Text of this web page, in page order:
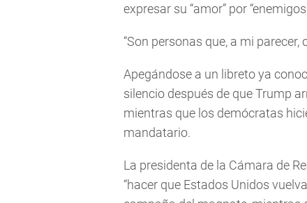
expresar su “amor” por
“Son personas que, a mi parecer,
Apegándose a un libreto ya
silencio después de que Trump
mientras que los demócratas
mandatario.
La presidenta de la Cámara de
“hacer que Estados Unidos